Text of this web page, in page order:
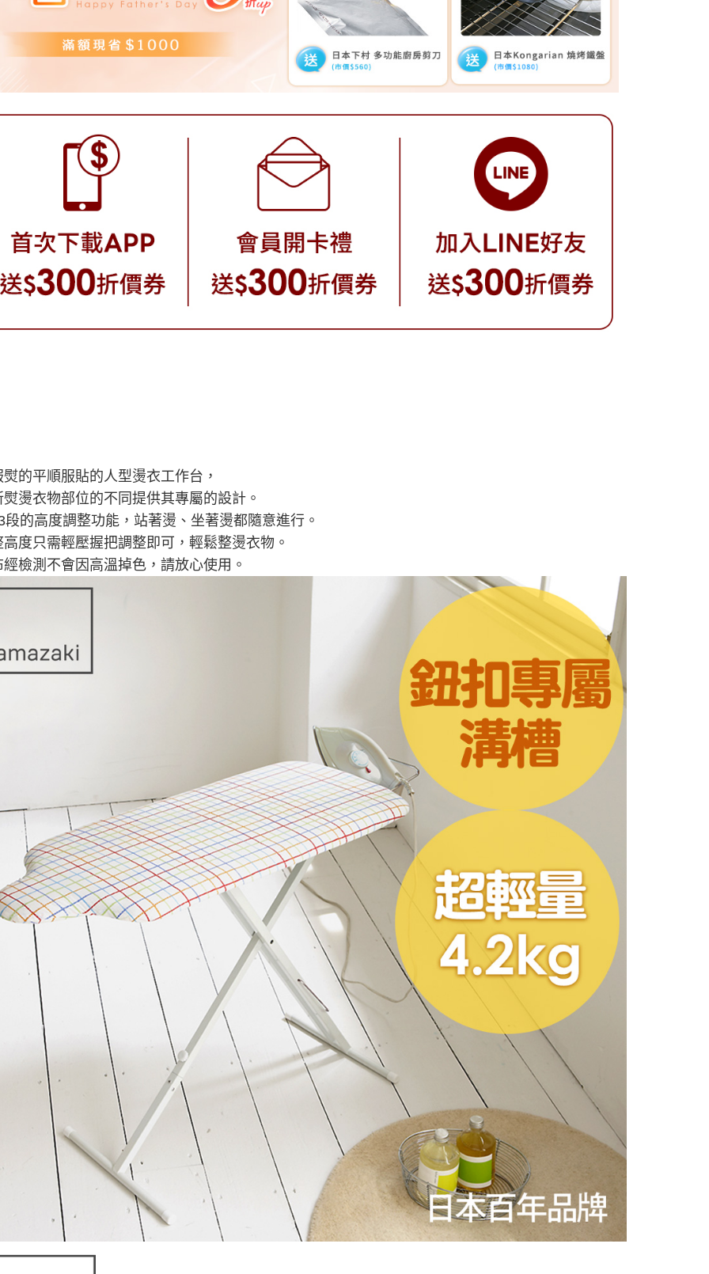
的平順服貼的人型燙衣工作台，
燙衣物部位的不同提供其專屬的設計。
段的高度調整功能，站著燙、坐著燙都隨意進行。
度只需輕壓握把調整即可，輕鬆整燙衣物。
檢測不會因高溫掉色，請放心使用。